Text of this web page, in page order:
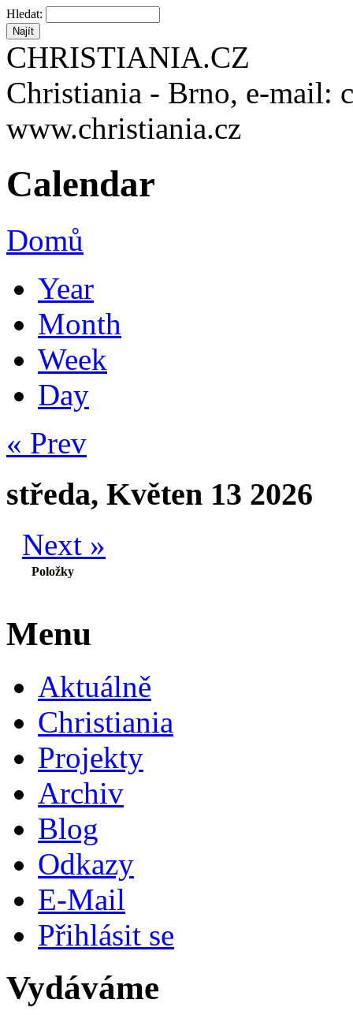
Hledat:
CHRISTIANIA.CZ
Christiania - Brno, e-mail:
www.christiania.cz
Calendar
Domů
Year
Month
Week
Day
« Prev
středa, Květen 13 2026
Next »
Položky
Menu
Aktuálně
Christiania
Projekty
Archiv
Blog
Odkazy
E-Mail
Přihlásit se
Vydáváme